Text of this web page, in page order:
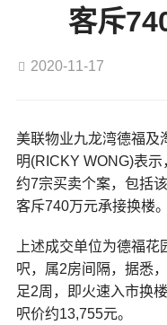
客斥
2020-11-17
美联物业九龙湾德福及
明(RICKY WONG)表示
约7宗买卖个案，包括
客斥740万元承接换楼。
上述成交单位为德福
呎，属2房间隔，据悉
足2周，即火速入市换
呎价约13,755元。